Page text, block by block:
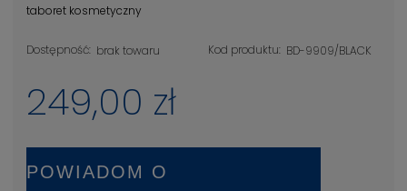
taboret kosmetyczny
Dostępność: brak towaru Kod produktu: BD-9909/BLACK
249,00 zł
POWIADOM O